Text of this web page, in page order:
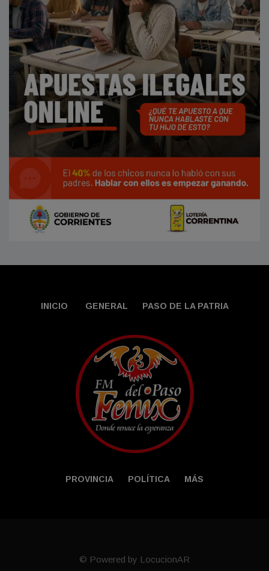
INICIO GENERAL PASO DE LA PATRIA
PROVINCIA POLÍTICA MÁS
© Powered by LocucionAR